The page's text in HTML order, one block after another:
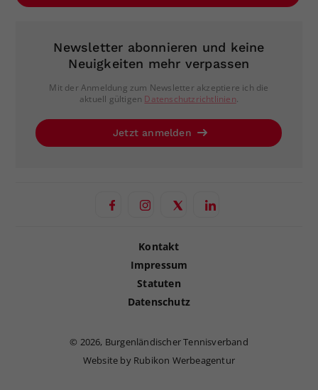
Newsletter abonnieren und keine
Neuigkeiten mehr verpassen
Mit der Anmeldung zum Newsletter akzeptiere ich die
aktuell gültigen Datenschutzrichtlinien.
Jetzt anmelden
Kontakt
Impressum
Statuten
Datenschutz
© 2026, Burgenländischer Tennisverband
Website by Rubikon Werbeagentur